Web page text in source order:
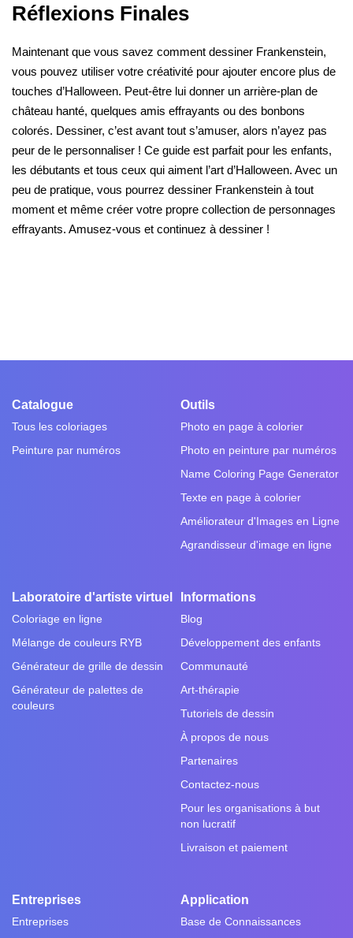
Réflexions Finales
Maintenant que vous savez comment dessiner Frankenstein,
vous pouvez utiliser votre créativité pour ajouter encore plus de
touches d’Halloween. Peut-être lui donner un arrière-plan de
château hanté, quelques amis effrayants ou des bonbons
colorés. Dessiner, c’est avant tout s’amuser, alors n’ayez pas
peur de le personnaliser ! Ce guide est parfait pour les enfants,
les débutants et tous ceux qui aiment l’art d’Halloween. Avec un
peu de pratique, vous pourrez dessiner Frankenstein à tout
moment et même créer votre propre collection de personnages
effrayants. Amusez-vous et continuez à dessiner !
Catalogue
Tous les coloriages
Peinture par numéros
Outils
Photo en page à colorier
Photo en peinture par numéros
Name Coloring Page Generator
Texte en page à colorier
Améliorateur d'Images en Ligne
Agrandisseur d'image en ligne
Laboratoire d'artiste virtuel
Coloriage en ligne
Mélange de couleurs RYB
Générateur de grille de dessin
Générateur de palettes de
couleurs
Informations
Blog
Développement des enfants
Communauté
Art-thérapie
Tutoriels de dessin
À propos de nous
Partenaires
Contactez-nous
Pour les organisations à but
non lucratif
Livraison et paiement
Entreprises
Entreprises
Application
Base de Connaissances